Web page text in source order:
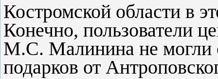
Костромской области в
Конечно, пользователи
М.С. Малинина не могли
подарков от